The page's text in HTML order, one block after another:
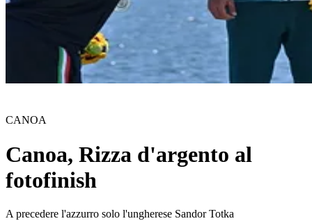
CANOA
Canoa, Rizza d'argento al
fotofinish
A precedere l'azzurro solo l'ungherese Sandor Totka